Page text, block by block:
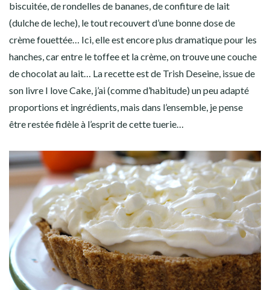
biscuitée, de rondelles de bananes, de confiture de lait
(dulche de leche), le tout recouvert d’une bonne dose de
crème fouettée… Ici, elle est encore plus dramatique pour les
hanches, car entre le toffee et la crème, on trouve une couche
de chocolat au lait… La recette est de Trish Deseine, issue de
son livre I love Cake, j’ai (comme d’habitude) un peu adapté
proportions et ingrédients, mais dans l’ensemble, je pense
être restée fidèle à l’esprit de cette tuerie…